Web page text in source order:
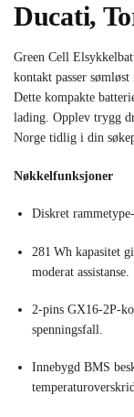
Ducati,
Green Cell
kontakt passer
Dette kompakte
lading. Opplev trygg
Norge tidlig i din
Nøkkelfunksjoner
Diskret
281 Wh kapasitet
moderat assistanse.
2‑pins GX16-2P-
spenningsfall.
Innebygd BMS